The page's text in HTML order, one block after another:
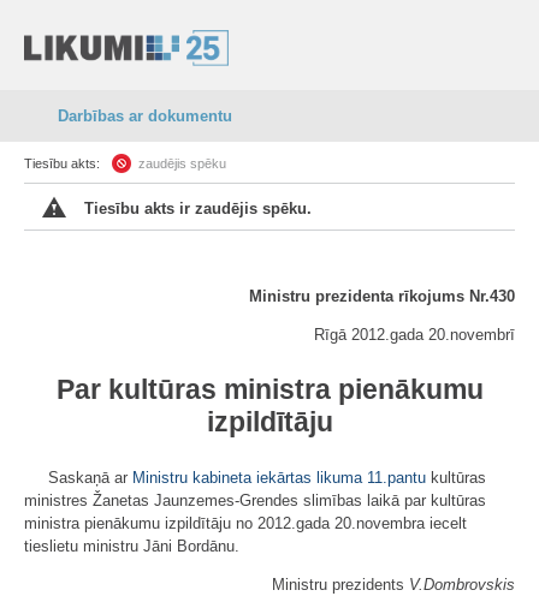
Darbības ar dokumentu
Tiesību akts: zaudējis spēku
Tiesību akts ir zaudējis spēku.
Ministru prezidenta rīkojums Nr.430
Rīgā 2012.gada 20.novembrī
Par kultūras ministra pienākumu
izpildītāju
Saskaņā ar Ministru kabineta iekārtas likuma 11.pantu kultūras
ministres Žanetas Jaunzemes-Grendes slimības laikā par kultūras
ministra pienākumu izpildītāju no 2012.gada 20.novembra iecelt
tieslietu ministru Jāni Bordānu.
Ministru prezidents V.Dombrovskis